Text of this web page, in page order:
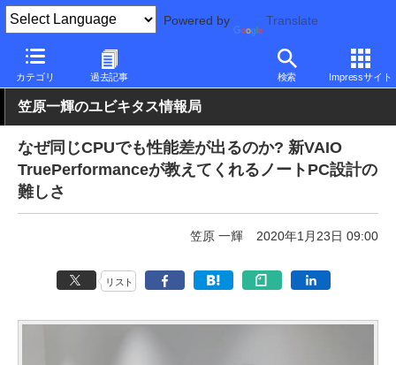
Powered by Translate
カテゴリ 過去記事 検索 Impressサイト
PC Watch パソコン/タブレット/スマートフォン モバイルノート
笠原一輝のユビキタス情報局
なぜ同じCPUでも性能差が出るのか? 新VAIO
TruePerformanceが教えてくれるノートPC設計の
難しさ
笠原 一輝 2020年1月23日 09:00
リスト